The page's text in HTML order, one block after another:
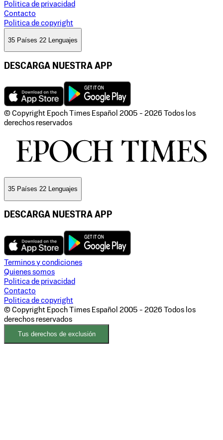
Politica de privacidad
Contacto
Politica de copyright
35 Países 22 Lenguajes
DESCARGA NUESTRA APP
© Copyright Epoch Times Español 2005 - 2026 Todos los
derechos reservados
35 Países 22 Lenguajes
DESCARGA NUESTRA APP
Terminos y condiciones
Quienes somos
Politica de privacidad
Contacto
Politica de copyright
© Copyright Epoch Times Español 2005 - 2026 Todos los
derechos reservados
Tus derechos de exclusión